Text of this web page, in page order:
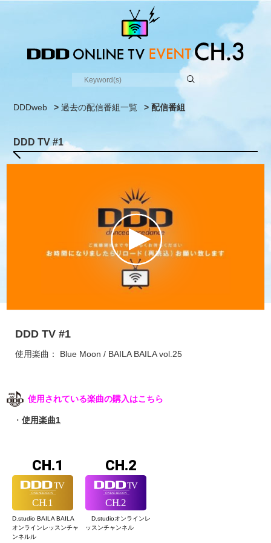
DDDweb >過去の配信番組一覧 > 配信番組
DDD TV #1
DDD TV #1
使用楽曲： Blue Moon / BAILA BAILA vol.25
使用されている楽曲の購入はこちら
使用楽曲1
CH.1
D.studio BAILA BAILA
オンラインレッスンチャ
ンネルル
CH.2
D.studioオンラインレ
ッスンチャンネル